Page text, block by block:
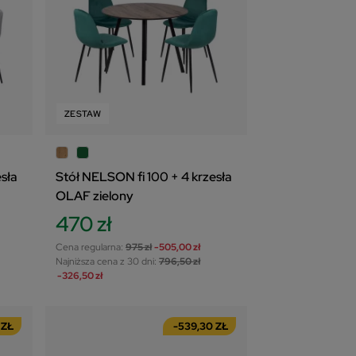
ZESTAW
Stół NELSON fi 100 + 4 krzesła
OLAF zielony
470 zł
Cena regularna: 975 zł-505,00 zł
Najniższa cena z 30 dni: 796,50 zł
-326,50 zł
-539,30 ZŁ